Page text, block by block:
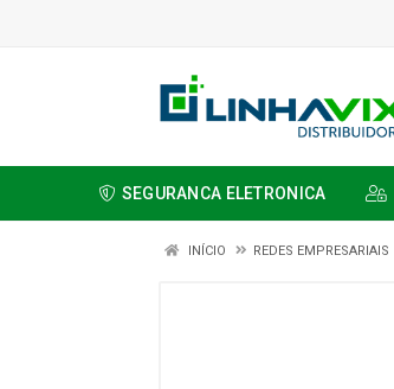
SEGURANCA ELETRONICA
INÍCIO REDES EMPRESARIAIS